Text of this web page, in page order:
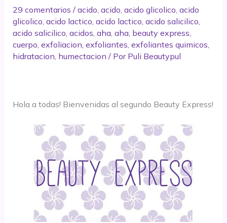
29 comentarios / acido acido acido glicolico acido
glicolico acido lactico acido lactico acido salicilico
acido salicilico acidos aha, aha, beauty express
cuerpo exfoliacion exfoliantes exfoliantes quimicos
hidratacion humectacion / Por Puli Beautypul
Hola a todas! Bienvenidas al segundo Beauty Express!